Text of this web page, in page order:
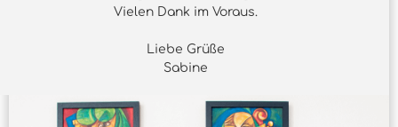
Vielen Dank im Voraus.
Liebe Grüße
Sabine